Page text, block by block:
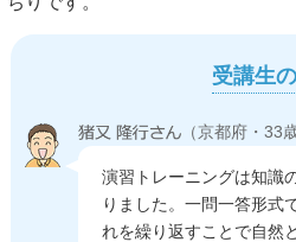
受講生
（京都府・33歳
演習トレーニングは知識
りました。一問一答形式
れを繰り返すことで自然